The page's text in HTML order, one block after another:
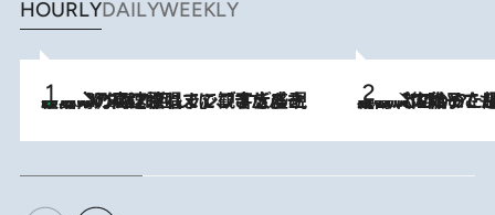
HOURLYDAILYWEEKLY
2026.8.7
「湘南乃風に憧れて」観客大盛上がりの“タオル回し”に、ラッパー顔負けの高速歌唱まで…さだまさし（74）のアグレッシブすぎる現在地 2026.8.5
【阿川佐和子さんの年とる力】なぜ70代で始めた趣味は“こんなに楽しい”のか？ ピアノ、俳句…スランプに陥っても続けられる“ある秘訣”とは